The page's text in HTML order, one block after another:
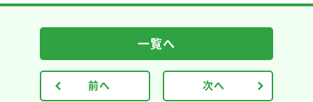
前へ
一覧へ
次へ